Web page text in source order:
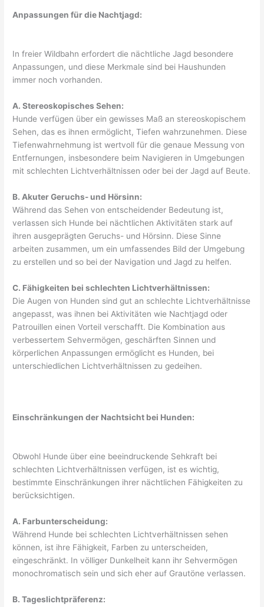
​Anpassungen für die Nachtjagd:
In freier Wildbahn erfordert die nächtliche Jagd besondere
Anpassungen, und diese Merkmale sind bei Haushunden
immer noch vorhanden.
A. Stereoskopisches Sehen:
Hunde verfügen über ein gewisses Maß an stereoskopischem
Sehen, das es ihnen ermöglicht, Tiefen wahrzunehmen. Diese
Tiefenwahrnehmung ist wertvoll für die genaue Messung von
Entfernungen, insbesondere beim Navigieren in Umgebungen
mit schlechten Lichtverhältnissen oder bei der Jagd auf Beute.
B. Akuter Geruchs- und Hörsinn:
Während das Sehen von entscheidender Bedeutung ist,
verlassen sich Hunde bei nächtlichen Aktivitäten stark auf
ihren ausgeprägten Geruchs- und Hörsinn. Diese Sinne
arbeiten zusammen, um ein umfassendes Bild der Umgebung
zu erstellen und so bei der Navigation und Jagd zu helfen.
C. Fähigkeiten bei schlechten Lichtverhältnissen:
Die Augen von Hunden sind gut an schlechte Lichtverhältnisse
angepasst, was ihnen bei Aktivitäten wie Nachtjagd oder
Patrouillen einen Vorteil verschafft. Die Kombination aus
verbessertem Sehvermögen, geschärften Sinnen und
körperlichen Anpassungen ermöglicht es Hunden, bei
unterschiedlichen Lichtverhältnissen zu gedeihen.
Einschränkungen der Nachtsicht bei Hunden:
Obwohl Hunde über eine beeindruckende Sehkraft bei
schlechten Lichtverhältnissen verfügen, ist es wichtig,
bestimmte Einschränkungen ihrer nächtlichen Fähigkeiten zu
berücksichtigen.
A. Farbunterscheidung:
Während Hunde bei schlechten Lichtverhältnissen sehen
können, ist ihre Fähigkeit, Farben zu unterscheiden,
eingeschränkt. In völliger Dunkelheit kann ihr Sehvermögen
monochromatisch sein und sich eher auf Grautöne verlassen.
B. Tageslichtpräferenz: